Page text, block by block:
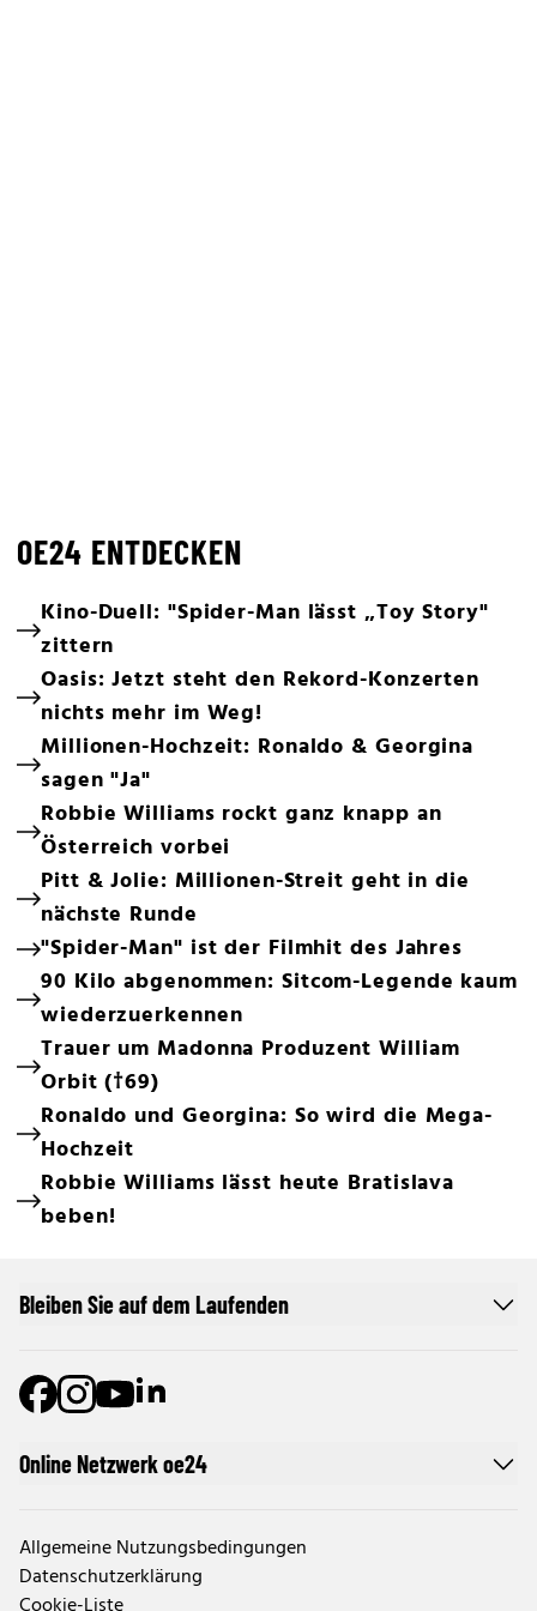
OE24 ENTDECKEN
Kino-Duell: "Spider-Man lässt „Toy Story"
zittern
Oasis: Jetzt steht den Rekord-Konzerten
nichts mehr im Weg!
Millionen-Hochzeit: Ronaldo & Georgina
sagen "Ja"
Robbie Williams rockt ganz knapp an
Österreich vorbei
Pitt & Jolie: Millionen-Streit geht in die
nächste Runde
"Spider-Man" ist der Filmhit des Jahres
90 Kilo abgenommen: Sitcom-Legende kaum
wiederzuerkennen
Trauer um Madonna Produzent William
Orbit (†69)
Ronaldo und Georgina: So wird die Mega-
Hochzeit
Robbie Williams lässt heute Bratislava
beben!
Online Netzwerk oe24
Allgemeine Nutzungsbedingungen
Datenschutzerklärung
Bleiben Sie auf dem Laufenden